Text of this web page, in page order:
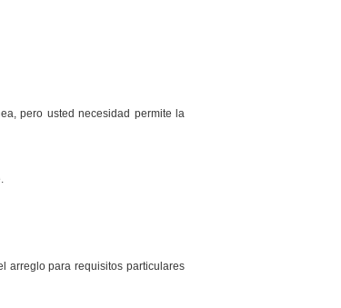
pero usted necesidad permite la
arreglo para requisitos particulares